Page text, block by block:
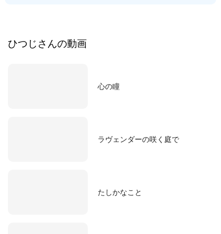
ひつじ さんの動画
心の瞳
ラヴェンダーの咲く庭で
たしかなこと